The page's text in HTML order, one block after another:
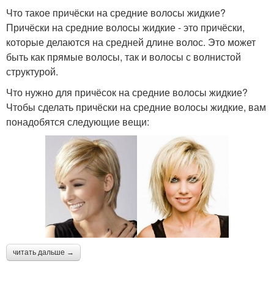
Что такое причёски на средние волосы жидкие?
Причёски на средние волосы жидкие - это причёски,
которые делаются на средней длине волос. Это может
быть как прямые волосы, так и волосы с волнистой
структурой.
Что нужно для причёсок на средние волосы жидкие?
Чтобы сделать причёски на средние волосы жидкие, вам
понадобятся следующие вещи:
читать дальше →